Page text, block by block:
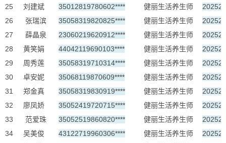
25
刘建斌 35012819780602**** 健丽生活养生师
26
张瑞滨 35058319820825**** 健丽生活养生师
27
薛晶泉 23060219620912**** 健丽生活养生师
28
黄笑娟 44042119690103**** 健丽生活养生师
29
周秀莲 35058319710314**** 健丽生活养生师
30
卓安妮 35068119870609**** 健丽生活养生师
31
郑金真 35058319830919**** 健丽生活养生师
32
廖凤娇 35052419720715**** 健丽生活养生师
33
范爱珠 35052519860820**** 健丽生活养生师
34
吴美俊 43122719960306**** 健丽生活养生师